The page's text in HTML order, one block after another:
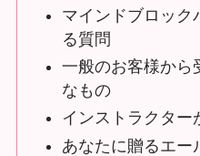
マインドブロック
る質問
一般のお客様から
なもの
インストラクター
あなたに贈るエー